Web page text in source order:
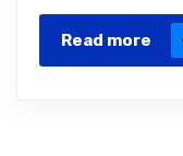
Read more